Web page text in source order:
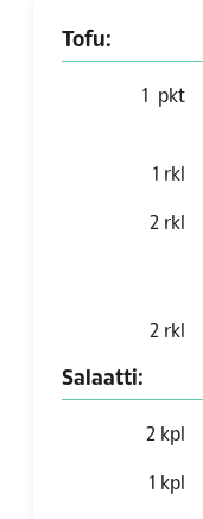
Tofu:
1 pkt
1 rkl
2 rkl
2 rkl
Salaatti:
2 kpl
1 kpl